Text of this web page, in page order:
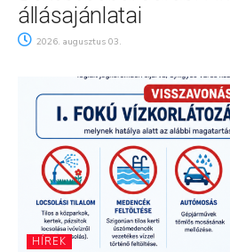
állásajánlatai
2026. augusztus 03.
HÍREK